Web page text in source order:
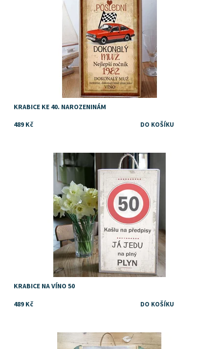
KRABICE KE 40. NAROZENINÁM
489 Kč
Kazeta, krabice nebo box na víno nebo jiný alkohol, pochutiny
nebo drobné dárky
Skladem
KRABICE NA VÍNO 50
489 Kč
Kazeta, krabice nebo box na víno nebo jiný alkohol, pochutiny
nebo drobné dárky jako dárek pro vášnivého cyklistu